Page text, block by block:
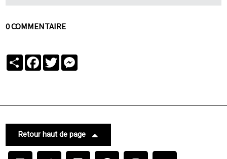
0 COMMENTAIRE
PartagerFacebook
Twitter
Retour haut de page